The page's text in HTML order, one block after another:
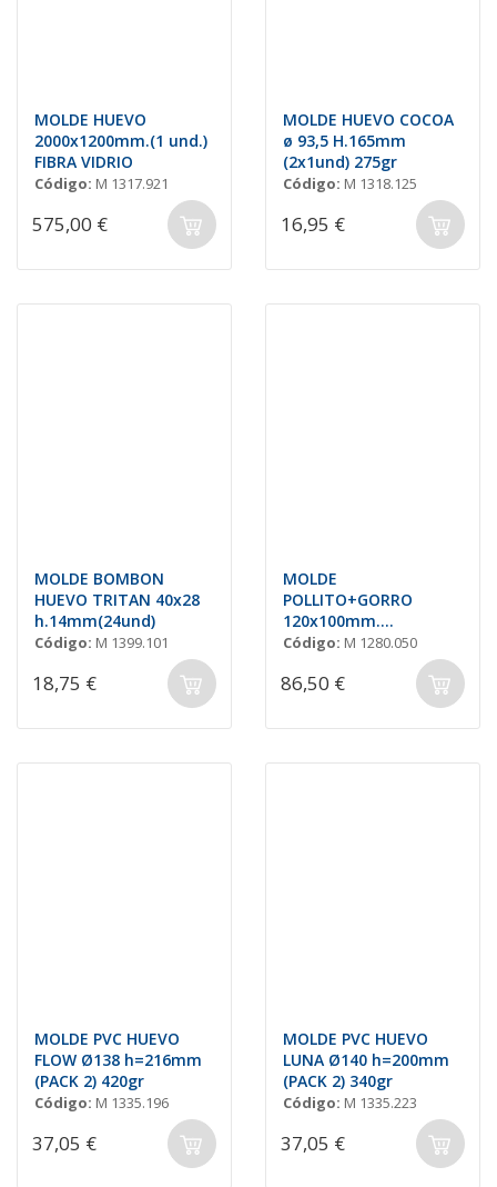
MOLDE HUEVO
2000x1200mm.(1 und.)
FIBRA VIDRIO
Código: M 1317.921
575,00 €
MOLDE HUEVO COCOA
ø 93,5 H.165mm
(2x1und) 275gr
Código: M 1318.125
16,95 €
MOLDE BOMBON
HUEVO TRITAN 40x28
h.14mm(24und)
Código: M 1399.101
18,75 €
MOLDE
POLLITO+GORRO
120x100mm.
(2unds.)P/ROT.
Código: M 1280.050
86,50 €
MOLDE PVC HUEVO
FLOW Ø138 h=216mm
(PACK 2) 420gr
Código: M 1335.196
37,05 €
MOLDE PVC HUEVO
LUNA Ø140 h=200mm
(PACK 2) 340gr
Código: M 1335.223
37,05 €